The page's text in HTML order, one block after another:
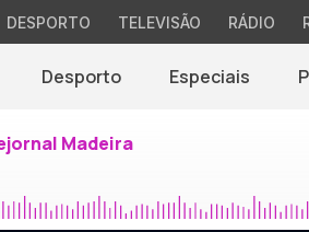
DESPORTO TELEVISÃO RÁDIO
Desporto Especiais
Madeira